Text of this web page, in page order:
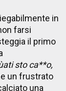
in
farsi
il primo
sto ca**o,
un frustrato
una